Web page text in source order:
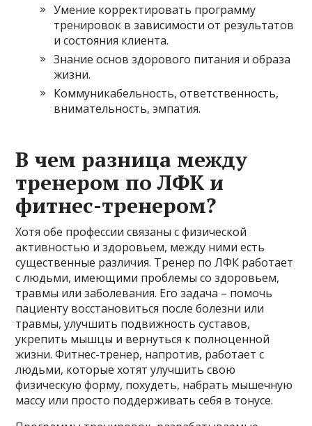
Умение корректировать программу
тренировок в зависимости от результатов
и состояния клиента.
Знание основ здорового питания и образа
жизни.
Коммуникабельность, ответственность,
внимательность, эмпатия.
В чем разница между
тренером по ЛФК и
фитнес-тренером?
Хотя обе профессии связаны с физической
активностью и здоровьем, между ними есть
существенные различия. Тренер по ЛФК работает
с людьми, имеющими проблемы со здоровьем,
травмы или заболевания. Его задача – помочь
пациенту восстановиться после болезни или
травмы, улучшить подвижность суставов,
укрепить мышцы и вернуться к полноценной
жизни. Фитнес-тренер, напротив, работает с
людьми, которые хотят улучшить свою
физическую форму, похудеть, набрать мышечную
массу или просто поддерживать себя в тонусе.